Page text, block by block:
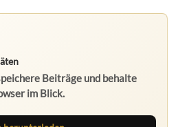
Beiträge und behalte
im Blick.